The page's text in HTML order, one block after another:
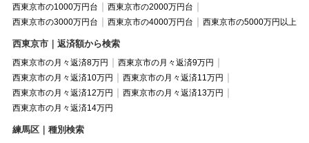
西東京市の1000万円台
西東京市の2000万円台
西東京市の3000万円台
西東京市の4000万円台 西東京市の5000万円以上
西東京市｜返済額から検索
西東京市の月々返済8万円
西東京市の月々返済9万円
西東京市の月々返済10万円
西東京市の月々返済11万円
西東京市の月々返済12万円
西東京市の月々返済13万円
西東京市の月々返済14万円
練馬区｜種別検索